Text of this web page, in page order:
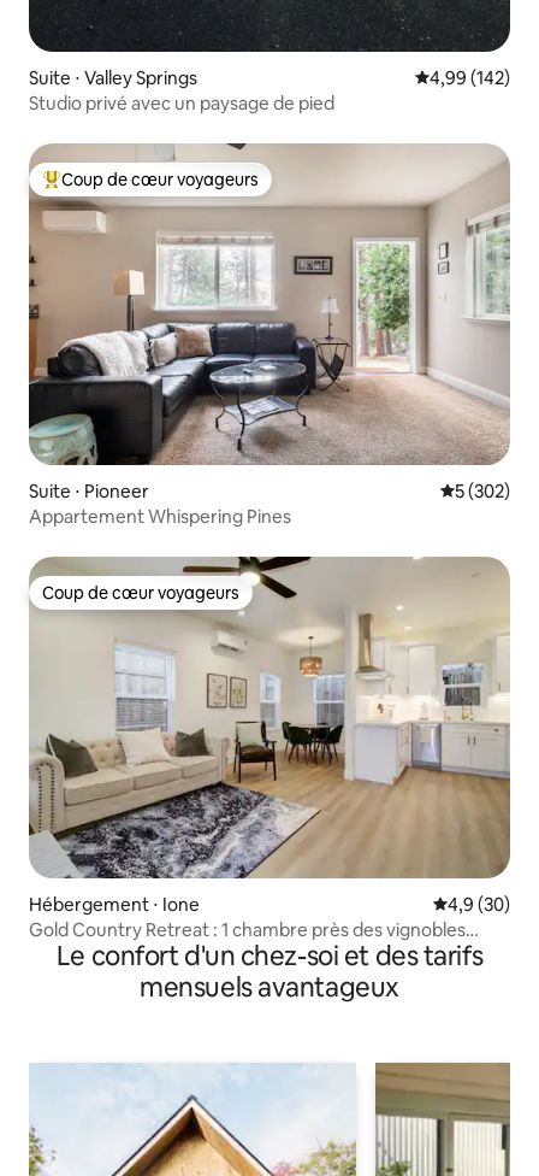
Suite ⋅ Valley Springs Évaluation
4,99 (142)
Studio privé avec un paysage de pied
Coups de cœur voyageurs les plus appréciés
Coup de cœur voyageurs
Suite ⋅ Pioneer Évaluation
5 (302)
Appartement Whispering Pines
Coup de cœur voyageurs
Coup de cœur voyageurs
Hébergement ⋅ Ione Évaluation
4,9 (30)
Gold Country Retreat : 1 chambre près des vignobles
d'Amador
Le confort d'un chez-soi et des tarifs
mensuels avantageux